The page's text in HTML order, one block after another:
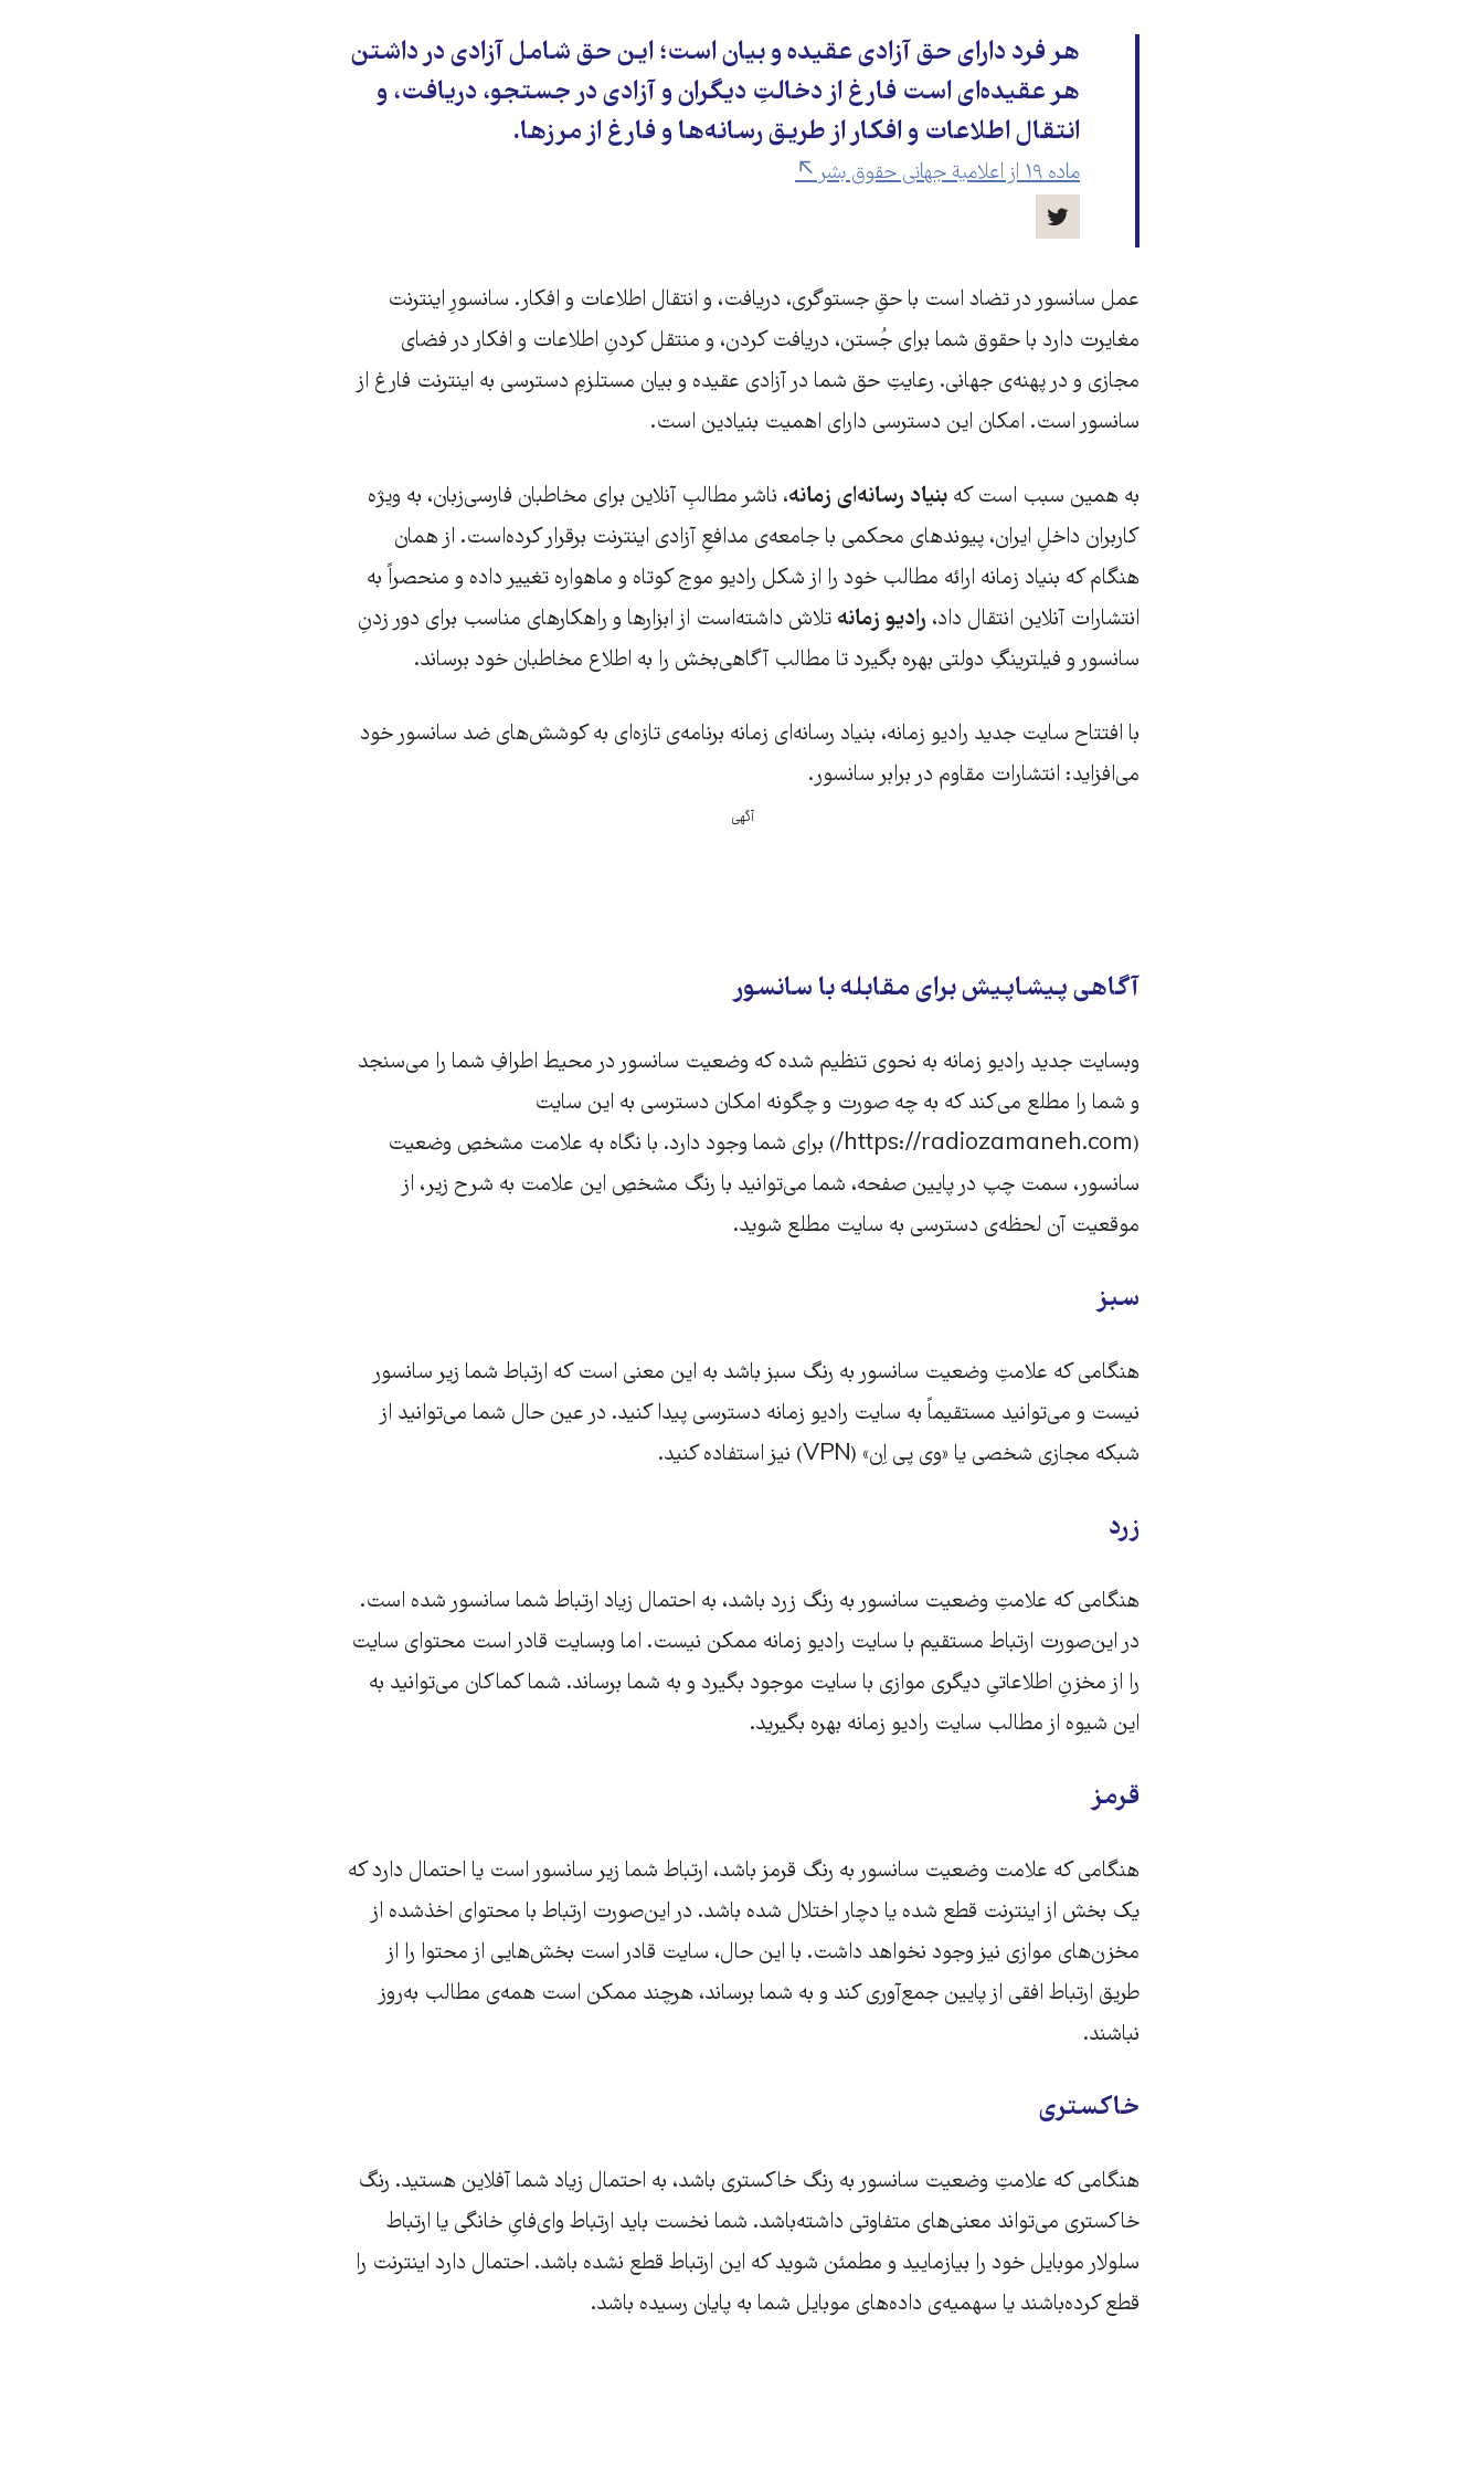
هر فرد دارای حق آزادی عقیده و بیان است؛ این حق شامل آزادی در داشتن
هر عقیده‎‌ای است فارغ از دخالتِ دیگران و آزادی در جستجو، دریافت، و
انتقال اطلاعات و افکار از طریق رسانه‌ها و فارغ از مرزها.
ماده ۱۹ از اعلامیة جهانی حقوق بشر
عمل سانسور در تضاد است با حقِ جستوگری، دریافت، و انتقال اطلاعات و افکار. سانسورِ اینترنت
مغایرت دارد با حقوق شما برای جُستن، دریافت کردن، و منتقل کردنِ اطلاعات و افکار در فضای
مجازی و در پهنه‌ی جهانی. رعایتِ حق شما در آزادی عقیده و بیان مستلزمِ دسترسی به اینترنت فارغ از
سانسور است. امکان این دسترسی دارای اهمیت بنیادین است.
به همین سبب است که بنیاد رسانه‌ای زمانه، ناشر مطالبِ آنلاین برای مخاطبان فارسی‌زبان، به ویژه
کاربران داخلِ ایران، پیوندهای محکمی با جامعه‌ی مدافعِ آزادی اینترنت برقرار کرده‌است. از همان
هنگام که بنیاد زمانه ارائه مطالب خود را از شکل رادیو موج کوتاه و ماهواره تغییر داده و منحصراً به
انتشارات آنلاین انتقال داد، رادیو زمانه تلاش داشته‌است از ابزارها و راهکارهای مناسب برای دور زدنِ
سانسور و فیلترینگِ دولتی بهره بگیرد تا مطالب آگاهی‌بخش را به اطلاع مخاطبان خود برساند.
با افتتاح سایت جدید رادیو زمانه، بنیاد رسانه‌ای زمانه برنامه‌ی تازه‌ای به کوشش‌های ضد سانسور خود
می‌افزاید: انتشارات مقاوم در برابر سانسور.
آگهی
آگاهی پیشاپیش برای مقابله با سانسور
وبسایت جدید رادیو زمانه به نحوی تنظیم شده که وضعیت سانسور در محیط اطرافِ شما را می‌سنجد
و شما را مطلع می‌کند که به چه صورت و چگونه امکان دسترسی به این سایت
(https://radiozamaneh.com/) برای شما وجود دارد. با نگاه به علامت مشخصِ وضعیت
سانسور، سمت چپ در پایین صفحه، شما می‌توانید با رنگ مشخصِ این علامت به شرح زیر، از
موقعیت آن لحظه‌ی دسترسی به سایت مطلع شوید.
سبز
هنگامی که علامتِ وضعیت سانسور به رنگ سبز باشد به این معنی است که ارتباط شما زیر سانسور
نیست و می‌توانید مستقیماً به سایت رادیو زمانه دسترسی پیدا کنید. در عین حال شما می‌توانید از
شبکه مجازی شخصی یا «وی پی اِن» (VPN) نیز استفاده کنید.
زرد
هنگامی که علامتِ وضعیت سانسور به رنگ زرد باشد، به احتمال زیاد ارتباط شما سانسور شده است.
در این‌صورت ارتباط مستقیم با سایت رادیو زمانه ممکن نیست. اما وبسایت قادر است محتوای سایت
را از مخزنِ اطلاعاتیِ دیگری موازی با سایت موجود بگیرد و به شما برساند. شما کماکان می‌توانید به
این شیوه از مطالب سایت رادیو زمانه بهره بگیرید.
قرمز
هنگامی که علامت وضعیت سانسور به رنگ قرمز باشد، ارتباط شما زیر سانسور است یا احتمال دارد که
یک بخش از اینترنت قطع شده یا دچار اختلال شده باشد. در این‌صورت ارتباط با محتوای اخذشده از
مخزن‌های موازی نیز وجود نخواهد داشت. با این حال، سایت قادر است بخش‌هایی از محتوا را از
طریق ارتباط افقی از پایین جمع‌آوری کند و به شما برساند، هرچند ممکن است همه‌ی مطالب به‌روز
نباشند.
خاکستری
هنگامی که علامتِ وضعیت سانسور به رنگ خاکستری باشد، به احتمال زیاد شما آفلاین هستید. رنگ
خاکستری می‌تواند معنی‌های متفاوتی داشته‌باشد. شما نخست باید ارتباط وای‌فایِ خانگی یا ارتباط
سلولار موبایل خود را بیازمایید و مطمئن شوید که این ارتباط قطع نشده باشد. احتمال دارد اینترنت را
قطع کرده‌باشند یا سهمیه‌ی داده‌های موبایل شما به پایان رسیده باشد.